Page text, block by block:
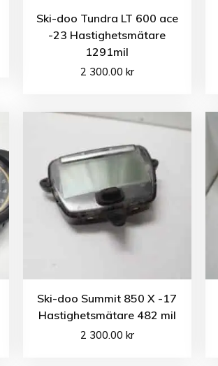
Ski-doo Tundra LT 600 ace
-23 Hastighetsmätare
1291mil
2 300.00 kr
Ski-doo Summit 850 X -17
Hastighetsmätare 482 mil
2 300.00 kr